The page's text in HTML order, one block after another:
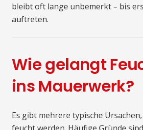
bleibt oft lange unbemerkt – bis
auftreten.
Wie gelangt
ins Mauerwerk?
Es gibt mehrere typische